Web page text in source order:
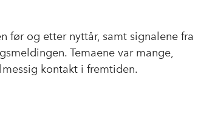
n
før og etter nyttår, samt signalene fra
Temaene var mange,
kontakt i fremtiden.